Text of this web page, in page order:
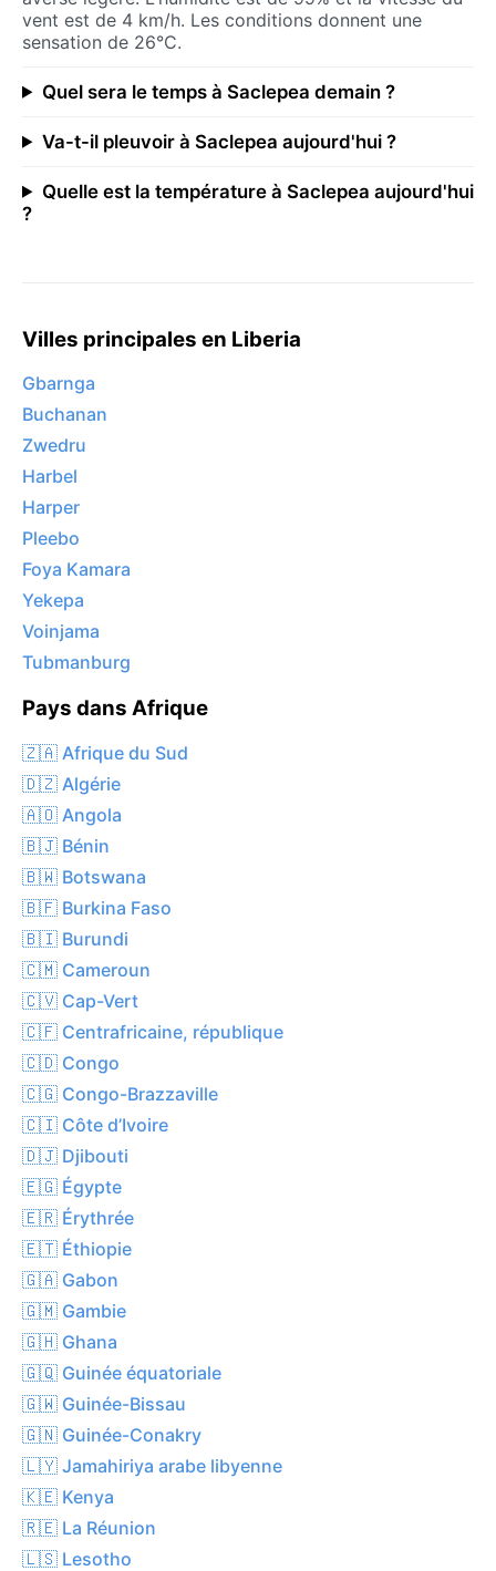
vent est de 4 km/h. Les conditions donnent une
sensation de 26°C.
Quel sera le temps à Saclepea demain ?
Va-t-il pleuvoir à Saclepea aujourd'hui ?
Quelle est la température à Saclepea aujourd'hui
?
Villes principales en Liberia
Gbarnga
Buchanan
Zwedru
Harbel
Harper
Pleebo
Foya Kamara
Yekepa
Voinjama
Tubmanburg
Pays dans Afrique
🇿🇦 Afrique du Sud
🇩🇿 Algérie
🇦🇴 Angola
🇧🇯 Bénin
🇧🇼 Botswana
🇧🇫 Burkina Faso
🇧🇮 Burundi
🇨🇲 Cameroun
🇨🇻 Cap-Vert
🇨🇫 Centrafricaine, république
🇨🇩 Congo
🇨🇬 Congo-Brazzaville
🇨🇮 Côte d’Ivoire
🇩🇯 Djibouti
🇪🇬 Égypte
🇪🇷 Érythrée
🇪🇹 Éthiopie
🇬🇦 Gabon
🇬🇲 Gambie
🇬🇭 Ghana
🇬🇶 Guinée équatoriale
🇬🇼 Guinée-Bissau
🇬🇳 Guinée-Conakry
🇱🇾 Jamahiriya arabe libyenne
🇰🇪 Kenya
🇷🇪 La Réunion
🇱🇸 Lesotho